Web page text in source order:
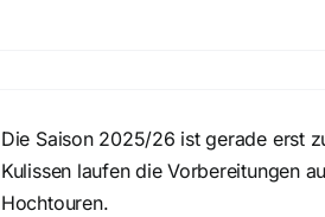
Die Saison 2025/26 ist gerade erst
Kulissen laufen die Vorbereitungen
Hochtouren.